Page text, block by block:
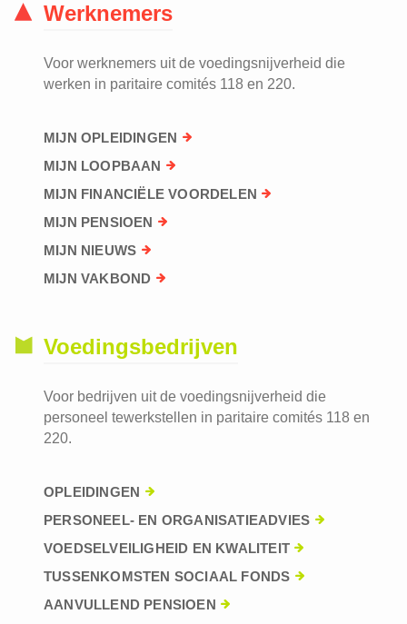
Werknemers
Voor werknemers uit de voedingsnijverheid die
werken in paritaire comités 118 en 220.
MIJN OPLEIDINGEN
MIJN LOOPBAAN
MIJN FINANCIËLE VOORDELEN
MIJN PENSIOEN
MIJN NIEUWS
MIJN VAKBOND
Voedingsbedrijven
Voor bedrijven uit de voedingsnijverheid die
personeel tewerkstellen in paritaire comités 118 en
220.
OPLEIDINGEN
PERSONEEL- EN ORGANISATIEADVIES
VOEDSELVEILIGHEID EN KWALITEIT
TUSSENKOMSTEN SOCIAAL FONDS
AANVULLEND PENSIOEN